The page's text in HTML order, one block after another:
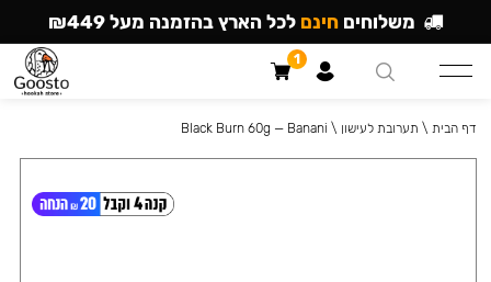
דף הבית \ תערובת לעישון \
Black Burn 60g — Banani
משלוחים חינם לכל הארץ בהזמנה מעל ₪449
1